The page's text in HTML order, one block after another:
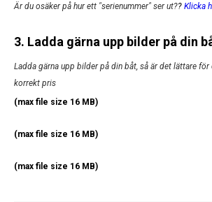
Är du osäker på hur ett "serienummer" ser ut?? Klicka
3. Ladda gärna upp bilder på din
Ladda gärna upp bilder på din båt, så är det lättare
korrekt pris
(max file size 16 MB)
(max file size 16 MB)
(max file size 16 MB)